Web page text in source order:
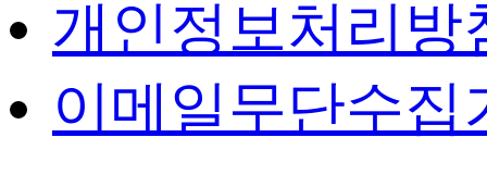
개인정보처리방
이메일무단수집